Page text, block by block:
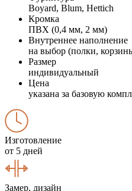
Boyard, Blum, Hettich
Кромка
ПВХ (0,4 мм, 2 мм)
Внутреннее наполнение
на выбор (полки,
Размер
индивидуальный
Цена
указана за базовую
Изготовление
от 5 дней
Замер, дизайн